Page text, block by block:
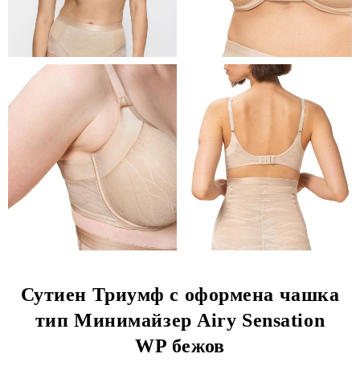
Сутиен Триумф с оформена чашка
тип Минимайзер Airy Sensation
WP бежов